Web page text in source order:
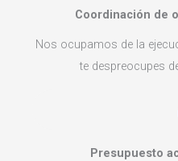
Coordinación de
Nos ocupamos de la
te despreocupes
Presupuesto